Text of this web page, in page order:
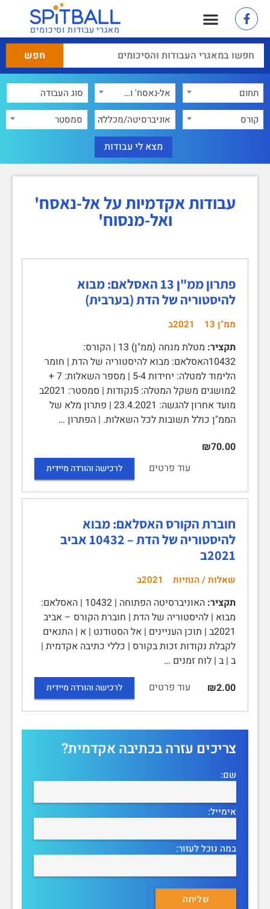
מאגרי עבודות וסיכומים
תחום
אל-נאסח' ואל-מנסוח'
קורס
אוניברסיטה/מכללה סמסטר
עבודות אקדמיות על אל-נאסח'
ואל-מנסוח'
פתרון ממ"ן 13 האסלאם: מבוא
להיסטוריה של הדת (בערבית)
ממ"ן 13 2021ב
תקציר:
מטלת מנחה (ממ"ן) 13 | הקורס:
10432האסלאם: מבוא להיסטוריה של הדת | חומר
הלימוד למטלה: יחידות 5-4 | מספר השאלות: 7 +
2מושגים משקל המטלה: 5נקודות | סמסטר: 2021ב
מועד אחרון להגשה: 23.4.2021 | פתרון מלא של
הממ"ן כולל תשובות לכל השאלות. | הפתרון …
₪70.00
עוד פרטים
לרכישה והורדה מיידית
חוברת הקורס האסלאם: מבוא
להיסטוריה של הדת – 10432 אביב
2021ב
שאלות / הנחיות 2021ב
תקציר:
האוניברסיטה הפתוחה | 10432 | האסלאם:
מבוא | להיסטוריה של הדת | חוברת הקורס – אביב
2021ב | תוכן העניינים | אל הסטודנט | א | התנאים
לקבלת נקודות זכות בקורס | כללי כתיבה אקדמית |
ב | ב | לוח זמנים …
₪2.00
עוד פרטים לרכישה והורדה מיידית
צריכים עזרה בכתיבה אקדמית?
שם:
אימייל:
במה נוכל לעזור: